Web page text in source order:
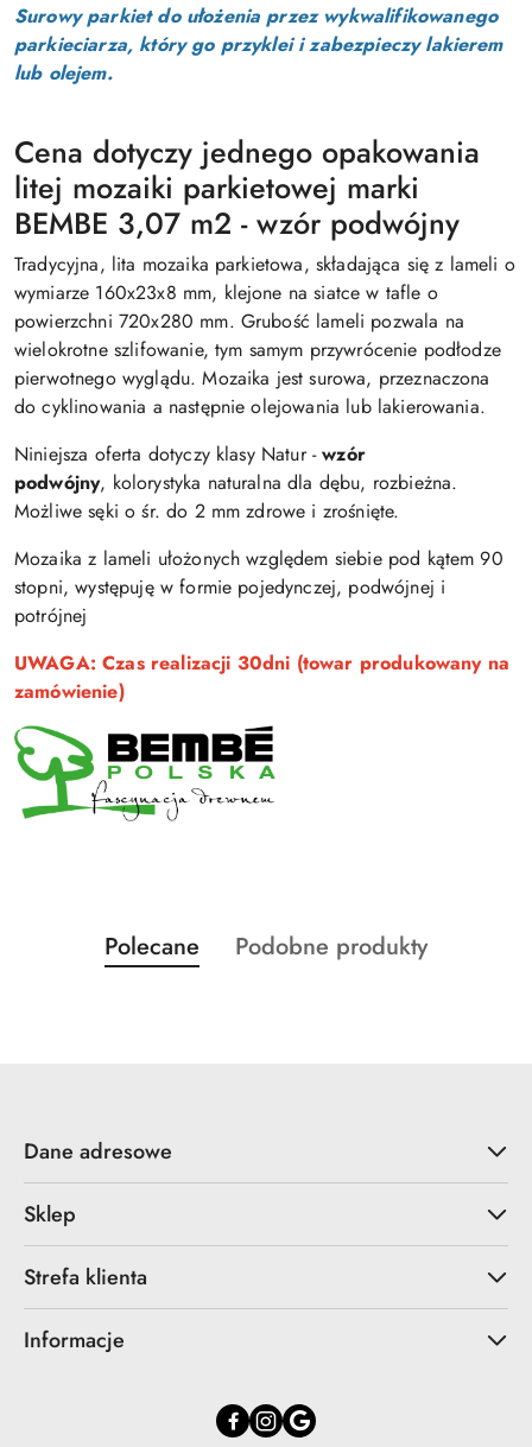
Surowy parkiet do ułożenia przez wykwalifikowanego
parkieciarza, który go przyklei i zabezpieczy lakierem
lub olejem.
Cena dotyczy jednego opakowania
litej mozaiki parkietowej marki
BEMBE 3,07 m2 - wzór podwójny
Tradycyjna, lita mozaika parkietowa, składająca się z lameli o
wymiarze 160x23x8 mm, klejone na siatce w tafle o
powierzchni 720x280 mm. Grubość lameli pozwala na
wielokrotne szlifowanie, tym samym przywrócenie podłodze
pierwotnego wyglądu. Mozaika jest surowa, przeznaczona
do cyklinowania a następnie olejowania lub lakierowania.
Niniejsza oferta dotyczy klasy Natur - wzór
podwójny, kolorystyka naturalna dla dębu, rozbieżna.
Możliwe sęki o śr. do 2 mm zdrowe i zrośnięte.
Mozaika z lameli ułożonych względem siebie pod kątem 90
stopni, występuję w formie pojedynczej, podwójnej i
potrójnej
UWAGA: Czas realizacji 30dni (towar produkowany na
zamówienie)
Pomiń karuzelę produktów
Produkty
o
Polecane
Produkty
Podobne produkty
Dane adresowe
Sklep
Strefa klienta
Informacje